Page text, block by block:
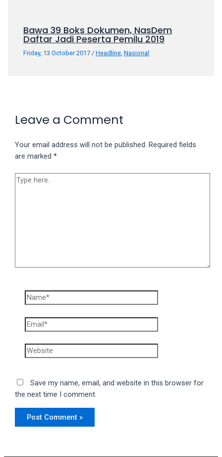
Bawa 39 Boks Dokumen, NasDem
Daftar Jadi Peserta Pemilu 2019
Friday, 13 October 2017 /Headline ,Nasional
Leave a Comment
Your email address will not be published. Required fields
are marked*
Type
Name*
Email*
Website
Save my name, email, and website in this browser for
the next time I comment.